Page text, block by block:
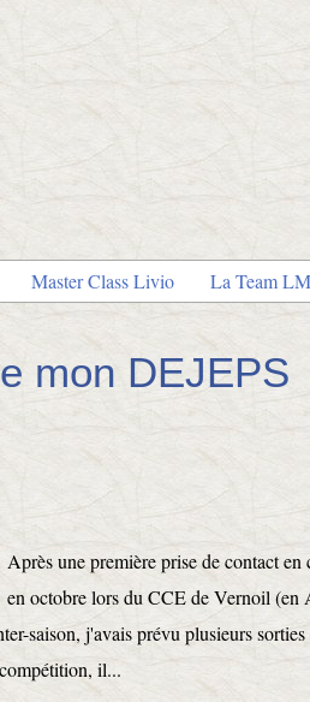
Master Class Livio La Team
mon DEJEPS
Après une première prise de contact en
en octobre lors du CCE de Vernoil (en
saison, j'avais prévu plusieurs sorties
il...